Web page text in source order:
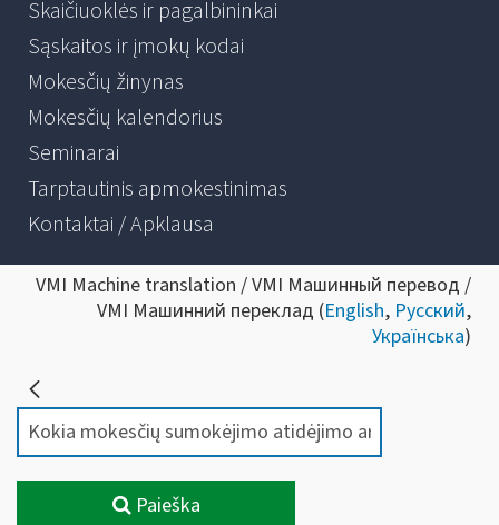
Skaičiuoklės ir pagalbininkai
Sąskaitos ir įmokų kodai
Mokesčių žinynas
Mokesčių kalendorius
Seminarai
Tarptautinis apmokestinimas
Kontaktai / Apklausa
VMI Machine translation / VMI Машинный перевод /
VMI Машинний переклад (English, Русский,
Українська)
Paieška